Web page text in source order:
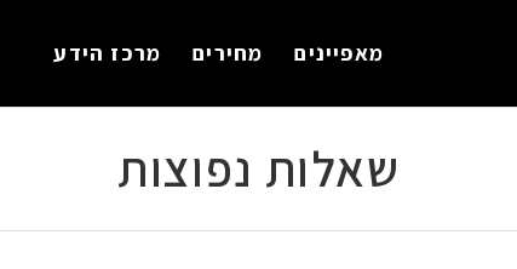
מאפיינים מחירים מרכז הידע
שאלות נפוצות